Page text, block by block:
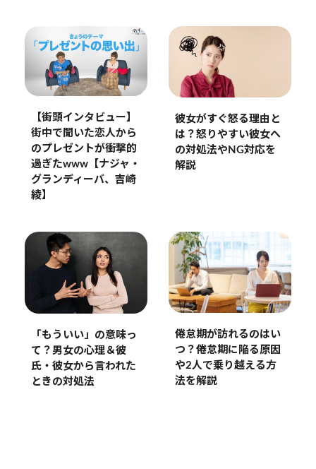
【街頭インタビュー】
街中で聞いた恋人から
のプレゼントが衝撃的
過ぎたwww【ナジャ・
グランディーバ、吉崎
綾】
彼女がすぐ怒る理由と
は？怒りやすい彼女へ
の対処法やNG対応を
解説
「もういい」の意味っ
て？男女の心理＆彼
氏・彼女から言われた
ときの対処法
倦怠期が訪れるのはい
つ？倦怠期に陥る原因
や2人で乗り越える方
法を解説